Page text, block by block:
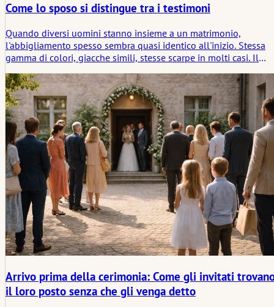
Come lo sposo si distingue tra i testimoni
Quando diversi uomini stanno insieme a un matrimonio,
l'abbigliamento spesso sembra quasi identico all'inizio. Stessa
gamma di colori, giacche simili, stesse scarpe in molti casi. Il
styling del matrimonio di solito tende verso l'unità visiva per il
corteo nuziale.
Arrivo prima della cerimonia: Come gli invitati
il loro posto senza che gli venga detto